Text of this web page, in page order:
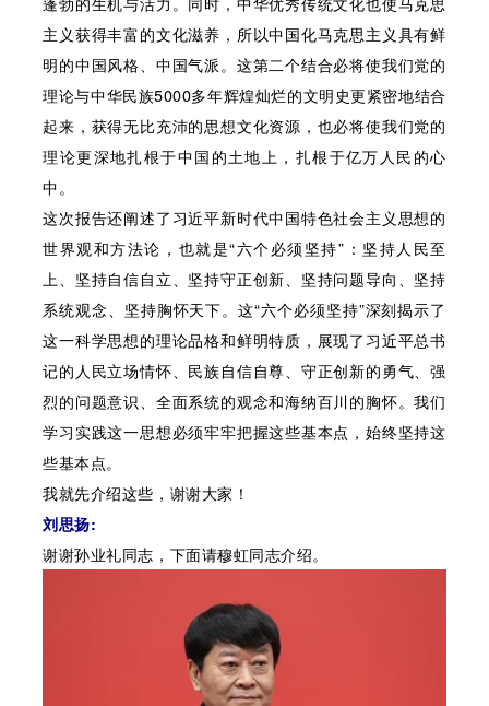
主义获得丰富的文化滋养，所以中国化马克思主义具有鲜
明的中国风格、中国气派。这第二个结合必将使我们党的
理论与中华民族5000多年辉煌灿烂的文明史更紧密地结合
起来，获得无比充沛的思想文化资源，也必将使我们党的
理论更深地扎根于中国的土地上，扎根于亿万人民的心
中。
这次报告还阐述了习近平新时代中国特色社会主义思想的
世界观和方法论，也就是“六个必须坚持”：坚持人民至
上、坚持自信自立、坚持守正创新、坚持问题导向、坚持
系统观念、坚持胸怀天下。这“六个必须坚持”深刻揭示了
这一科学思想的理论品格和鲜明特质，展现了习近平总书
记的人民立场情怀、民族自信自尊、守正创新的勇气、强
烈的问题意识、全面系统的观念和海纳百川的胸怀。我们
学习实践这一思想必须牢牢把握这些基本点，始终坚持这
些基本点。
我就先介绍这些，谢谢大家！
刘思扬:
谢谢孙业礼同志，下面请穆虹同志介绍。